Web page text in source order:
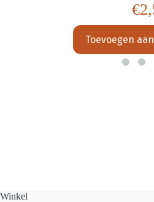
€
Toevoegen
Winkel